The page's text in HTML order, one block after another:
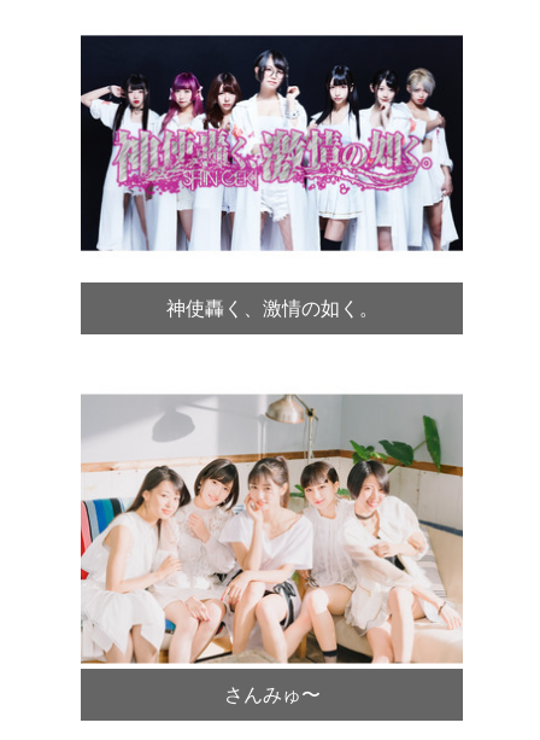
神使轟く、激情の如く。
さんみゅ〜